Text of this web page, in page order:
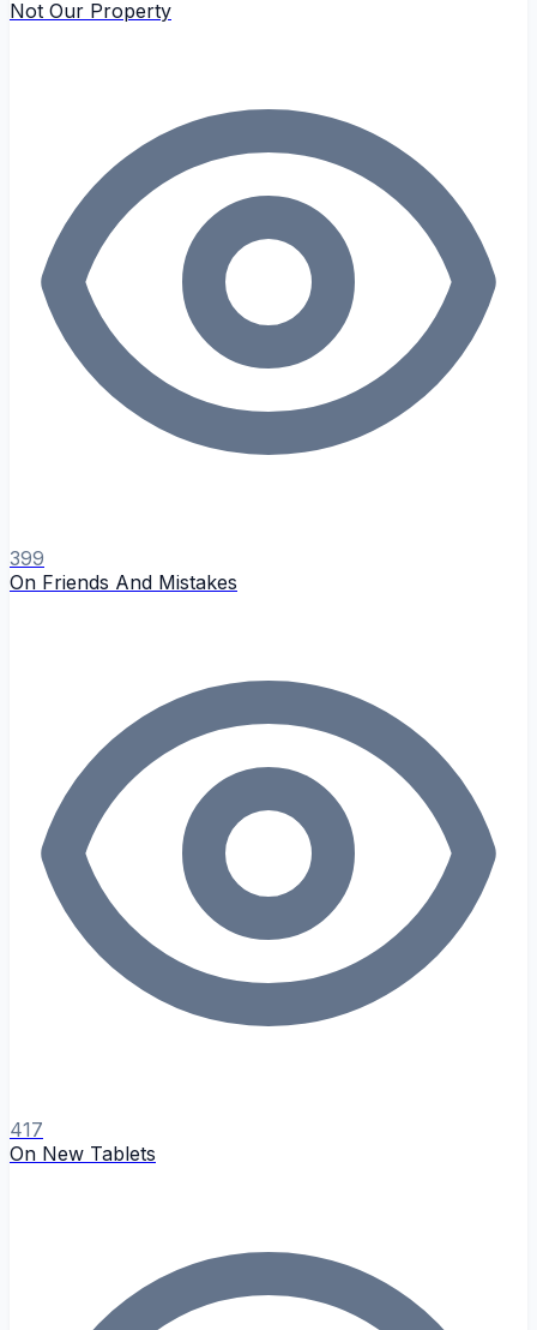
Not Our Property
399
On Friends And Mistakes
417
On New Tablets